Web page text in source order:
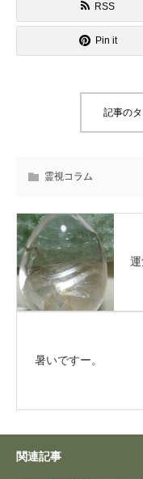
RSS
Pin it
記事の
霊視コラム
暑いですー。
関連記事